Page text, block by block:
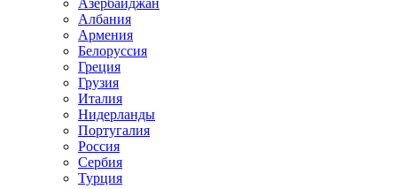
Албания
Армения
Белоруссия
Греция
Грузия
Италия
Нидерланды
Португалия
Россия
Сербия
Турция